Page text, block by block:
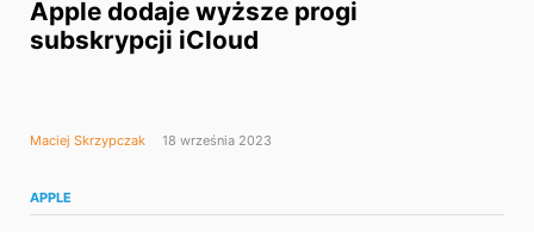
Apple dodaje wyższe progi
subskrypcji iCloud
Maciej Skrzypczak 18 września 2023
APPLE